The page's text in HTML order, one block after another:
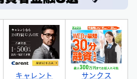
キャレント サンクス